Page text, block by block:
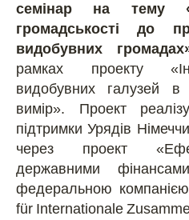
семінар на тему
громадськості до
видобувних
рамках проекту
видобувних галузей в
вимір». Проект
підтримки Урядів
через проект
державними
федеральною компанією
für Internationale